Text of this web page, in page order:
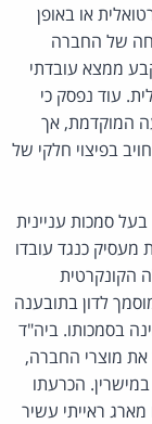
או באופן
של החברה
ממצא עובדתי
עוד נפסק כי
המוקדמת, אך
בפיצוי חלקי של
סמכות עניינית
מעסיק כנגד עובדו
הקונקרטית
לדון בתובענה
בסמכותו. ביה"ד
את מוצרי החברה,
הכרעתו
ראייתי עשיר